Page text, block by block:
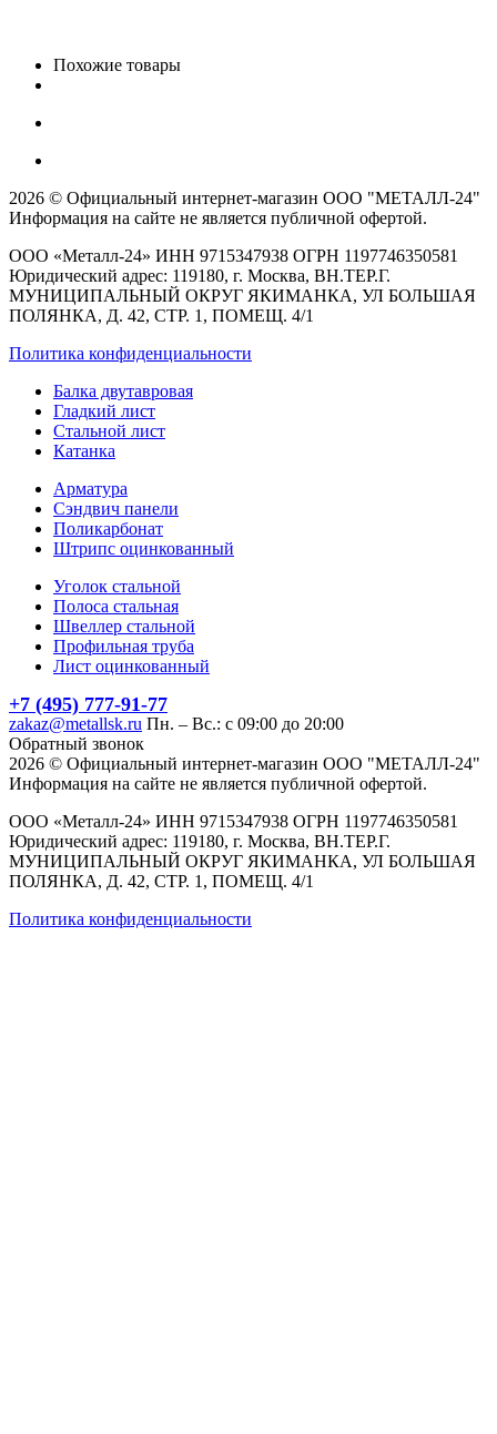
Похожие товары
2026 © Официальный интернет-магазин ООО "МЕТАЛЛ-24"
Информация на сайте не является публичной офертой.
ООО «Металл-24» ИНН 9715347938 ОГРН 1197746350581
Юридический адрес: 119180, г. Москва, ВН.ТЕР.Г.
МУНИЦИПАЛЬНЫЙ ОКРУГ ЯКИМАНКА, УЛ БОЛЬШАЯ
ПОЛЯНКА, Д. 42, СТР. 1, ПОМЕЩ. 4/1
Политика конфиденциальности
Балка двутавровая
Гладкий лист
Стальной лист
Катанка
Арматура
Сэндвич панели
Поликарбонат
Штрипс оцинкованный
Уголок стальной
Полоса стальная
Швеллер стальной
Профильная труба
Лист оцинкованный
+7 (495) 777-91-77
zakaz@metallsk.ru Пн. – Вс.: с 09:00 до 20:00
Обратный звонок
2026 © Официальный интернет-магазин ООО "МЕТАЛЛ-24"
Информация на сайте не является публичной офертой.
ООО «Металл-24» ИНН 9715347938 ОГРН 1197746350581
Юридический адрес: 119180, г. Москва, ВН.ТЕР.Г.
МУНИЦИПАЛЬНЫЙ ОКРУГ ЯКИМАНКА, УЛ БОЛЬШАЯ
ПОЛЯНКА, Д. 42, СТР. 1, ПОМЕЩ. 4/1
Политика конфиденциальности